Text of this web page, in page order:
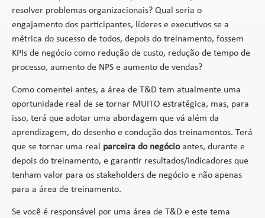
resolver problemas organizacionais? Qual seria o
engajamento dos participantes, líderes e executivos se a
métrica do sucesso de todos, depois do treinamento, fossem
KPIs de negócio como redução de custo, redução de tempo de
processo, aumento de NPS e aumento de vendas?
Como comentei antes, a área de T&D tem atualmente uma
oportunidade real de se tornar MUITO estratégica, mas, para
isso, terá que adotar uma abordagem que vá além da
aprendizagem, do desenho e condução dos treinamentos. Terá
que se tornar uma real parceira do negócioantes, durante e
depois do treinamento, e garantir resultados/indicadores que
tenham valor para os stakeholders de negócio e não apenas
para a área de treinamento.
Se você é responsável por uma área de T&D e este tema